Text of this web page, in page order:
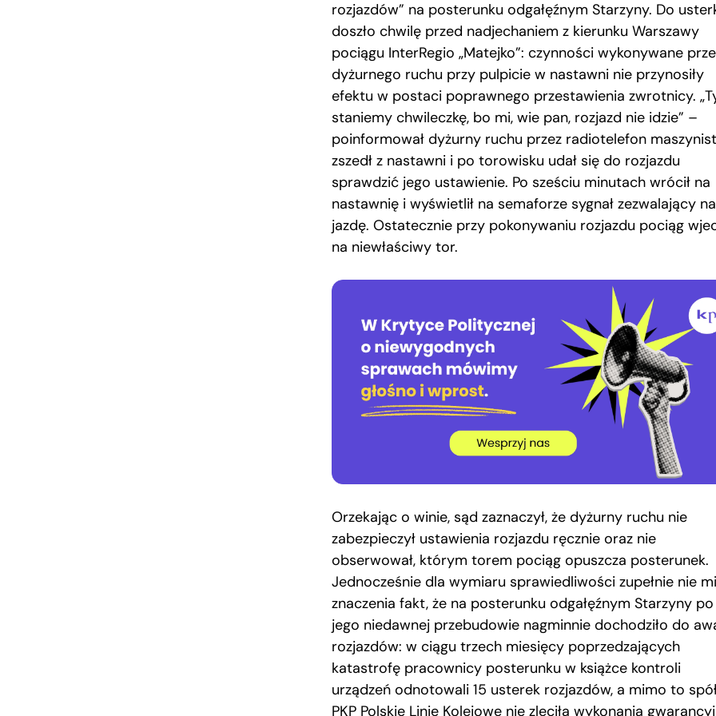
rozjazdów” na posterunku odgałęźnym Starzyny. Do
doszło chwilę przed nadjechaniem z kierunku Warszawy
pociągu InterRegio „Matejko”: czynności wykonywane
dyżurnego ruchu przy pulpicie w nastawni nie przynosiły
efektu w postaci poprawnego przestawienia zwrotnicy.
staniemy chwileczkę, bo mi, wie pan, rozjazd nie idzie” –
poinformował dyżurny ruchu przez radiotelefon
zszedł z nastawni i po torowisku udał się do rozjazdu
sprawdzić jego ustawienie. Po sześciu minutach wrócił na
nastawnię i wyświetlił na semaforze sygnał zezwalający na
jazdę. Ostatecznie przy pokonywaniu rozjazdu pociąg
na niewłaściwy tor.
Orzekając o winie, sąd zaznaczył, że dyżurny ruchu nie
zabezpieczył ustawienia rozjazdu ręcznie oraz nie
obserwował, którym torem pociąg opuszcza posterunek.
Jednocześnie dla wymiaru sprawiedliwości zupełnie nie
znaczenia fakt, że na posterunku odgałęźnym Starzyny po
jego niedawnej przebudowie nagminnie dochodziło do
rozjazdów: w ciągu trzech miesięcy poprzedzających
katastrofę pracownicy posterunku w książce kontroli
urządzeń odnotowali 15 usterek rozjazdów, a mimo to
PKP Polskie Linie Kolejowe nie zleciła wykonania